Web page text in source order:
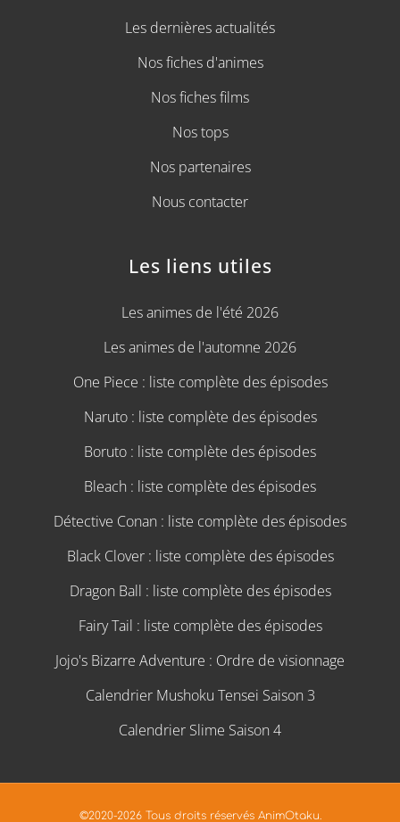
Les dernières actualités
Nos fiches d'animes
Nos fiches films
Nos tops
Nos partenaires
Nous contacter
Les liens utiles
Les animes de l'été 2026
Les animes de l'automne 2026
One Piece : liste complète des épisodes
Naruto : liste complète des épisodes
Boruto : liste complète des épisodes
Bleach : liste complète des épisodes
Détective Conan : liste complète des épisodes
Black Clover : liste complète des épisodes
Dragon Ball : liste complète des épisodes
Fairy Tail : liste complète des épisodes
Jojo's Bizarre Adventure : Ordre de visionnage
Calendrier Mushoku Tensei Saison 3
Calendrier Slime Saison 4
©2020-2026 Tous droits réservés AnimOtaku.